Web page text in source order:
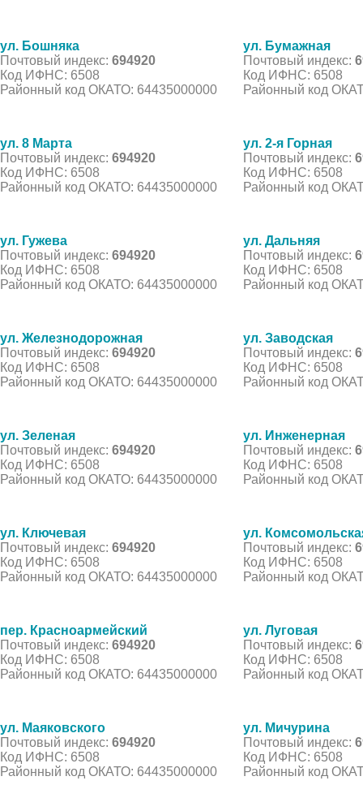
ул. Бошняка
Почтовый индекс: 694920
Код ИФНС: 6508
Районный код ОКАТО: 64435000000
ул. Бумажная
Почтовый индекс:
Код ИФНС: 6508
Районный код
ул. 8 Марта
Почтовый индекс: 694920
Код ИФНС: 6508
Районный код ОКАТО: 64435000000
ул. 2-я Горная
Почтовый индекс:
Код ИФНС: 6508
Районный код
ул. Гужева
Почтовый индекс: 694920
Код ИФНС: 6508
Районный код ОКАТО: 64435000000
ул. Дальняя
Почтовый индекс:
Код ИФНС: 6508
Районный код
ул. Железнодорожная
Почтовый индекс: 694920
Код ИФНС: 6508
Районный код ОКАТО: 64435000000
ул. Заводская
Почтовый индекс:
Код ИФНС: 6508
Районный код
ул. Зеленая
Почтовый индекс: 694920
Код ИФНС: 6508
Районный код ОКАТО: 64435000000
ул. Инженерная
Почтовый индекс:
Код ИФНС: 6508
Районный код
ул. Ключевая
Почтовый индекс: 694920
Код ИФНС: 6508
Районный код ОКАТО: 64435000000
ул.
Почтовый индекс:
Код ИФНС: 6508
Районный код
пер. Красноармейский
Почтовый индекс: 694920
Код ИФНС: 6508
Районный код ОКАТО: 64435000000
ул. Луговая
Почтовый индекс:
Код ИФНС: 6508
Районный код
ул. Маяковского
Почтовый индекс: 694920
Код ИФНС: 6508
Районный код ОКАТО: 64435000000
ул. Мичурина
Почтовый индекс:
Код ИФНС: 6508
Районный код